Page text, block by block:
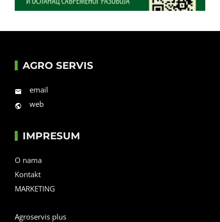
AGRO SERVIS
email
web
IMPRESUM
O nama
Kontakt
MARKETING
Agroservis plus